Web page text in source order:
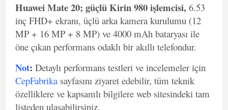
Huawei Mate 20; güçlü Kirin 980 işlemcisi, 6.53
inç FHD+ ekranı, üçlü arka kamera kurulumu (12
MP + 16 MP + 8 MP) ve 4000 mAh bataryası ile
öne çıkan performans odaklı bir akıllı telefondur.
Not: Detaylı performans testleri ve incelemeler için
CepFabrika sayfasını ziyaret edebilir, tüm teknik
özelliklere ve kapsamlı bilgilere web sitesindeki tam
listeden ulaşabilirsiniz.